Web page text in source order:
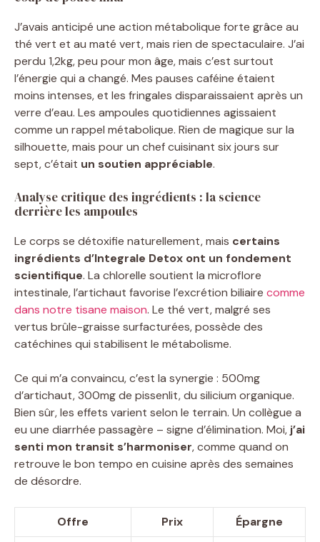
J’avais anticipé une action métabolique forte grâce au
thé vert et au maté vert, mais rien de spectaculaire. J’ai
perdu 1,2kg, peu pour mon âge, mais c’est surtout
l’énergie qui a changé. Mes pauses caféine étaient
moins intenses, et les fringales disparaissaient après un
verre d’eau. Les ampoules quotidiennes agissaient
comme un rappel métabolique. Rien de magique sur la
silhouette, mais pour un chef cuisinant six jours sur
sept, c’était un soutien appréciable.
Analyse critique des ingrédients : la science
derrière les ampoules
Le corps se détoxifie naturellement, mais certains
ingrédients d’Integrale Detox ont un fondement
scientifique. La chlorelle soutient la microflore
intestinale, l’artichaut favorise l’excrétion biliaire comme
dans notre tisane maison. Le thé vert, malgré ses
vertus brûle-graisse surfacturées, possède des
catéchines qui stabilisent le métabolisme.
Ce qui m’a convaincu, c’est la synergie : 500mg
d’artichaut, 300mg de pissenlit, du silicium organique.
Bien sûr, les effets varient selon le terrain. Un collègue a
eu une diarrhée passagère – signe d’élimination. Moi, j’ai
senti mon transit s’harmoniser, comme quand on
retrouve le bon tempo en cuisine après des semaines
de désordre.
Offre Prix
Épargne